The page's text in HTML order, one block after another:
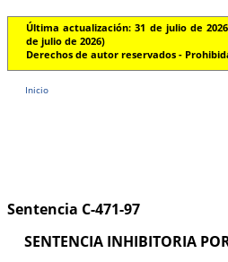
Última actualización: 31 de julio de
de julio de 2026)
Derechos de autor reservados -
Inicio
Sentencia C-471-97
SENTENCIA INHIBITORIA